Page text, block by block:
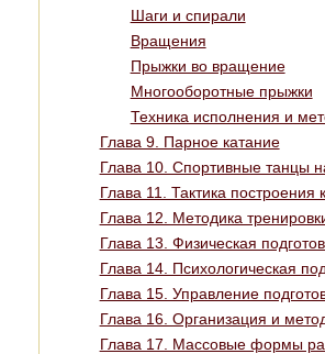
Шаги и спирали
Вращения
Прыжки во вращение
Многооборотные прыжки
Техника исполнения и
Глава 9. Парное катание
Глава 10. Спортивные танцы
Глава 11. Тактика
Глава 12. Методика
Глава 13. Физическая
Глава 14. Психологическая
Глава 15. Управление
Глава 16. Организация и
Глава 17. Массовые формы